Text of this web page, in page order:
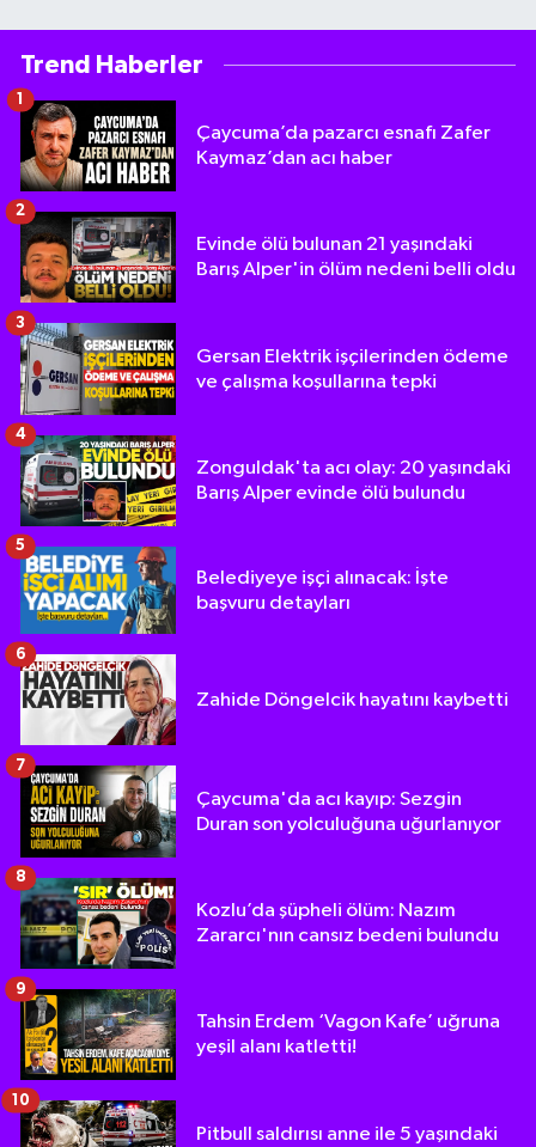
Trend Haberler
Çaycuma’da pazarcı esnafı Zafer
Kaymaz’dan acı haber
1
Evinde ölü bulunan 21 yaşındaki
Barış Alper'in ölüm nedeni belli oldu
2
Gersan Elektrik işçilerinden ödeme
ve çalışma koşullarına tepki
3
Zonguldak'ta acı olay: 20 yaşındaki
Barış Alper evinde ölü bulundu
4
Belediyeye işçi alınacak: İşte
başvuru detayları
5
Zahide Döngelcik hayatını kaybetti
6
Çaycuma'da acı kayıp: Sezgin
Duran son yolculuğuna uğurlanıyor
7
Kozlu’da şüpheli ölüm: Nazım
Zararcı'nın cansız bedeni bulundu
8
Tahsin Erdem ‘Vagon Kafe’ uğruna
yeşil alanı katletti!
9
Pitbull saldırısı anne ile 5 yaşındaki
10